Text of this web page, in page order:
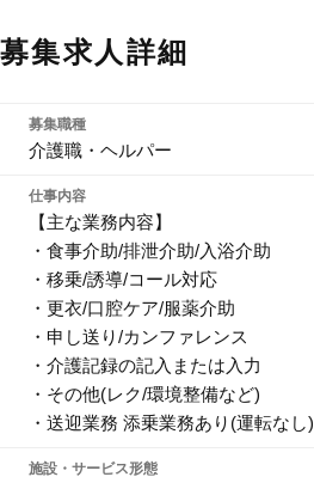
募集求人詳細
募集職種
介護職・ヘルパー
仕事内容
【主な業務内容】
・食事介助/排泄介助/入浴介助
・移乗/誘導/コール対応
・更衣/口腔ケア/服薬介助
・申し送り/カンファレンス
・介護記録の記入または入力
・その他(レク/環境整備など)
・送迎業務 添乗業務あり(運転なし)
施設・サービス形態